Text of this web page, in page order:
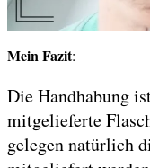
Mein Fazit:
Die Handhabung
mitgelieferte
gelegen natürlich